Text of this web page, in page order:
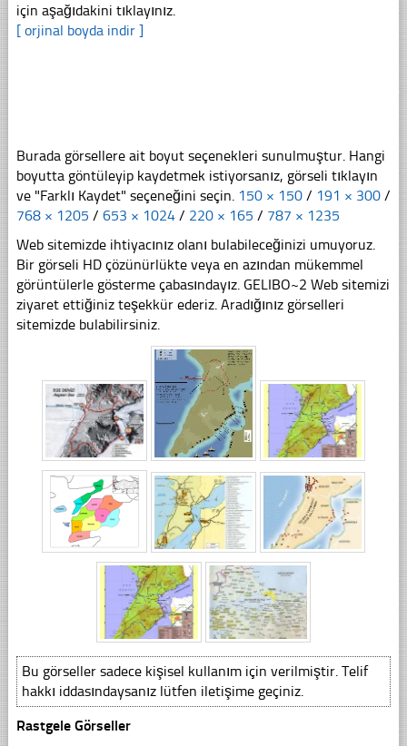
için aşağıdakini tıklayınız.
[ orjinal boyda indir ]
Burada görsellere ait boyut seçenekleri sunulmuştur. Hangi
boyutta göntüleyip kaydetmek istiyorsanız, görseli tıklayın
ve "Farklı Kaydet" seçeneğini seçin. 150 × 150 / 191 × 300 /
768 × 1205 / 653 × 1024 / 220 × 165 / 787 × 1235
Web sitemizde ihtiyacınız olanı bulabileceğinizi umuyoruz.
Bir görseli HD çözünürlükte veya en azından mükemmel
görüntülerle gösterme çabasındayız. GELIBO~2 Web sitemizi
ziyaret ettiğiniz teşekkür ederiz. Aradığınız görselleri
sitemizde bulabilirsiniz.
Bu görseller sadece kişisel kullanım için verilmiştir. Telif
hakkı iddasındaysanız lütfen iletişime geçiniz.
Rastgele Görseller